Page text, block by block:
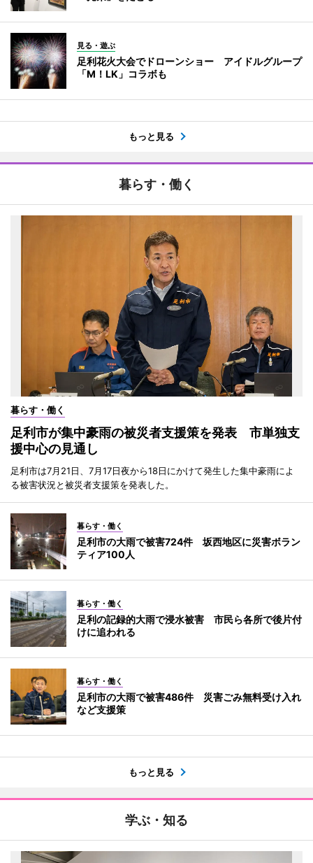
見る・遊ぶ
足利花火大会でドローンショー アイドルグループ
「M！LK」コラボも
もっと見る
暮らす・働く
暮らす・働く
足利市が集中豪雨の被災者支援策を発表 市単独支
援中心の見通し
足利市は7月21日、7月17日夜から18日にかけて発生した集中豪雨によ
る被害状況と被災者支援策を発表した。
暮らす・働く
足利市の大雨で被害724件 坂西地区に災害ボラン
ティア100人
暮らす・働く
足利の記録的大雨で浸水被害 市民ら各所で後片付
けに追われる
暮らす・働く
足利市の大雨で被害486件 災害ごみ無料受け入れ
など支援策
もっと見る
学ぶ・知る